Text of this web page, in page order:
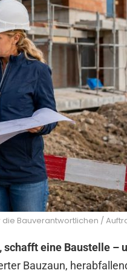
Bauverantwortlichen /
schafft eine Baustelle –
Bauzaun,